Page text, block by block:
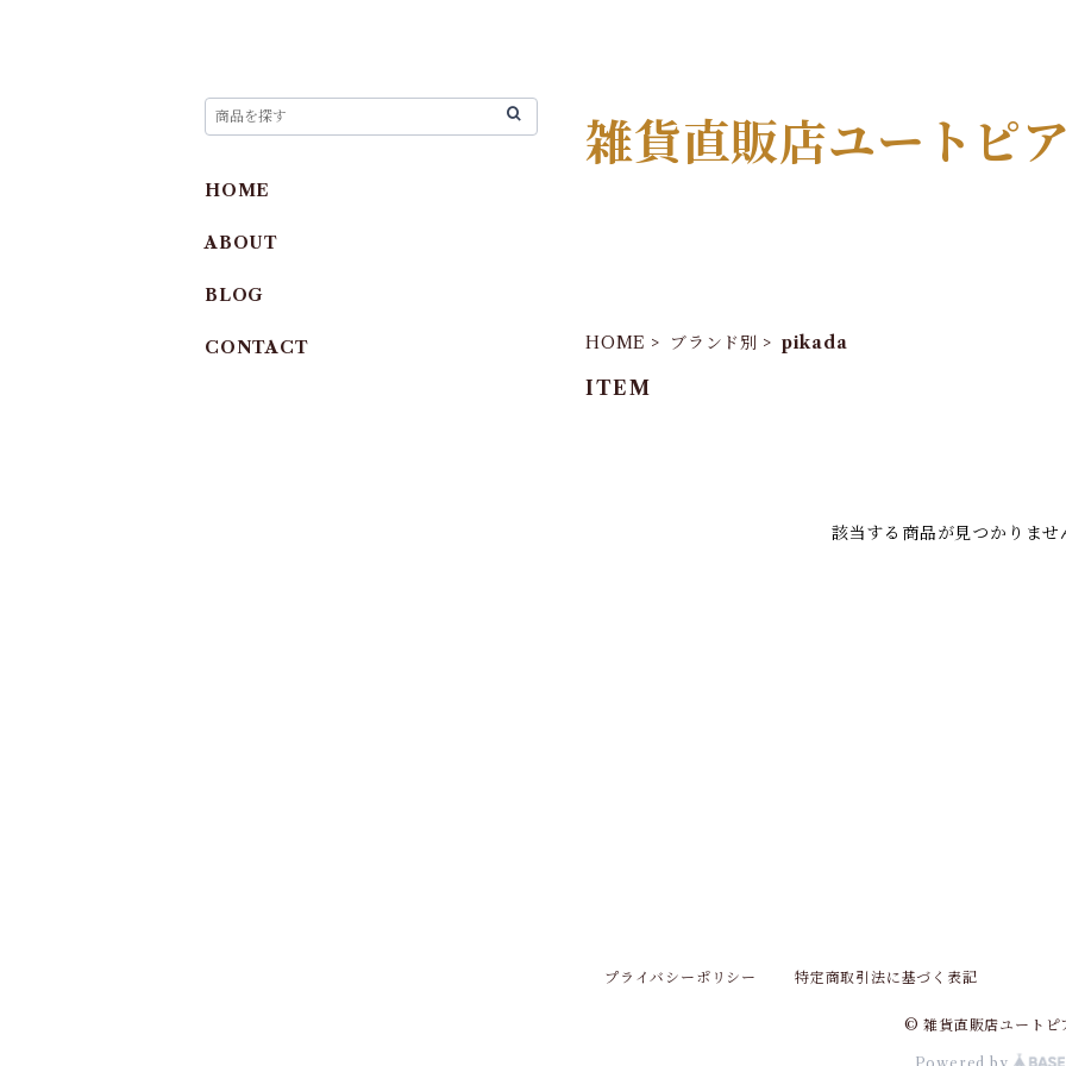
雑貨直販店ユートピ
HOME ブランド別 pikada
ITEM
該当する商品が見つかりませ
HOME
ABOUT
BLOG
CONTACT
プライバシーポリシー 特定商取引法に基づく表記
© 雑貨直販店ユートピ